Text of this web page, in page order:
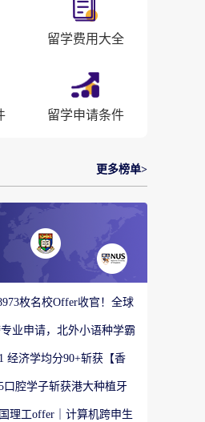
留学费用大全
留学申请条件
更多榜单>
枚名校Offer收官！全球
业申请，北外小语种学霸
经济学均分90+斩获【香
口腔学子斩获港大种植牙
理工offer｜计算机跨申生